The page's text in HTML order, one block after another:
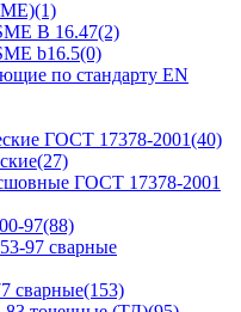
(1)
B 16.47(2)
b16.5(0)
по стандарту EN
ГОСТ 17378-2001(40)
(27)
ГОСТ 17378-2001
97(88)
97 сварные
сварные(153)